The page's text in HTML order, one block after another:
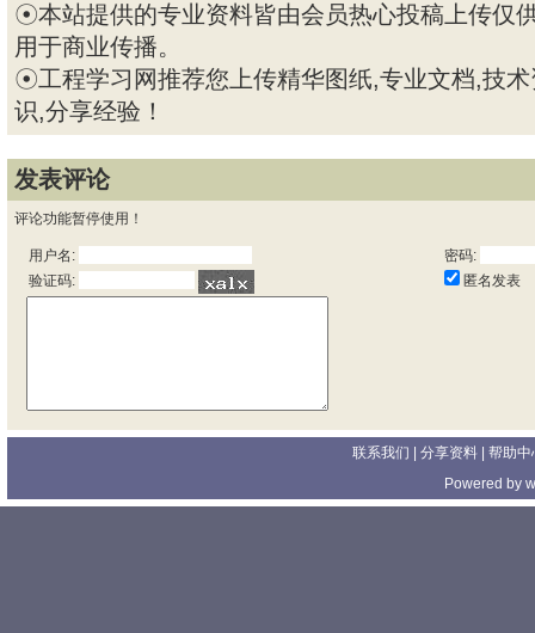
☉本站提供的专业资料皆由会员热心投稿上传仅
用于商业传播。
☉工程学习网推荐您上传精华图纸,专业文档,技
识,分享经验！
发表评论
评论功能暂停使用！
用户名:
密码:
验证码:
匿名发表
联系我们 | 分享资料 | 帮助中
Powered by